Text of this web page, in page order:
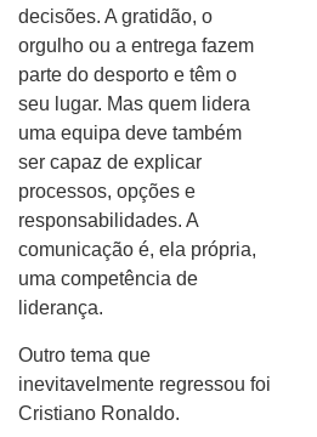
decisões. A gratidão, o
orgulho ou a entrega fazem
parte do desporto e têm o
seu lugar. Mas quem lidera
uma equipa deve também
ser capaz de explicar
processos, opções e
responsabilidades. A
comunicação é, ela própria,
uma competência de
liderança.
Outro tema que
inevitavelmente regressou foi
Cristiano Ronaldo.